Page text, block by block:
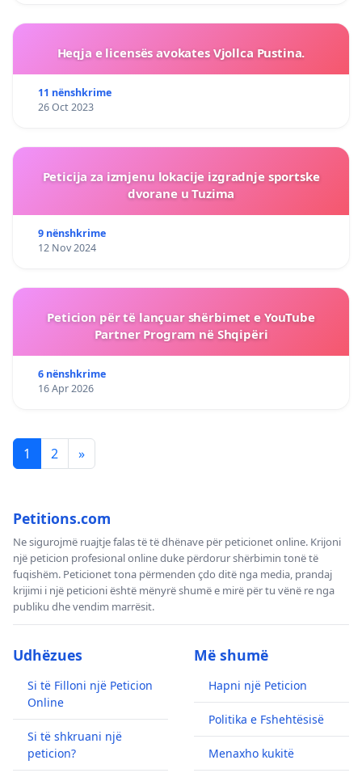
Heqja e licensës avokates Vjollca Pustina.
11 nënshkrime
26 Oct 2023
Peticija za izmjenu lokacije izgradnje sportske
dvorane u Tuzima
9 nënshkrime
12 Nov 2024
Peticion për të lançuar shërbimet e YouTube
Partner Program në Shqipëri
6 nënshkrime
16 Apr 2026
1 2 »
Petitions.com
Ne sigurojmë ruajtje falas të të dhënave për peticionet online. Krijoni
një peticion profesional online duke përdorur shërbimin tonë të
fuqishëm. Peticionet tona përmenden çdo ditë nga media, prandaj
krijimi i një peticioni është mënyrë shumë e mirë për tu vënë re nga
publiku dhe vendim marrësit.
Udhëzues
Si të Filloni një Peticion
Online
Si të shkruani një
peticion?
Më shumë
Hapni një Peticion
Politika e Fshehtësisë
Menaxho kukitë